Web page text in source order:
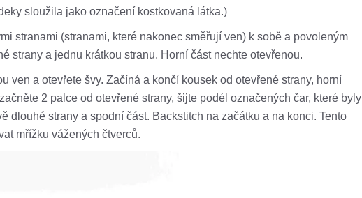
sloužila jako označení kostkovaná látka.)
stranami (stranami, které nakonec směřují ven) k sobě a povoleným
strany a jednu krátkou stranu. Horní část nechte otevřenou.
ven a otevřete švy. Začíná a končí kousek od otevřené strany, horní
2 palce od otevřené strany, šijte podél označených čar, které byly
dlouhé strany a spodní část. Backstitch na začátku a na konci. Tento
mřížku vážených čtverců.